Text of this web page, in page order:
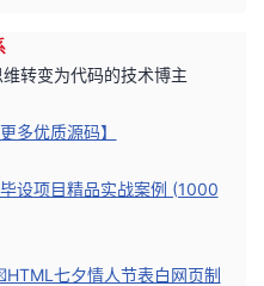
转变为代码的技术博主
多优质源码】
毕设项目精品实战案例 (1000
七夕情人节表白网页制